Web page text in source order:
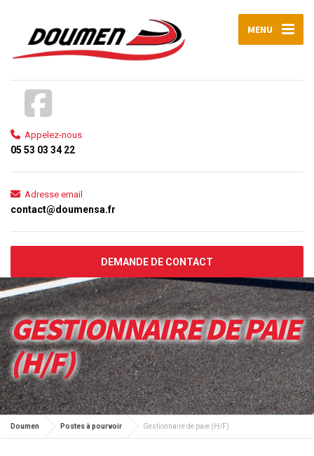
MENU
Appelez-nous
05 53 03 34 22
Adresse email
contact@doumensa.fr
DEMANDE DE CONTACT
GESTIONNAIRE DE PAIE
(H/F)
Doumen Postes à pourvoir Gestionnaire de paie (H/F)